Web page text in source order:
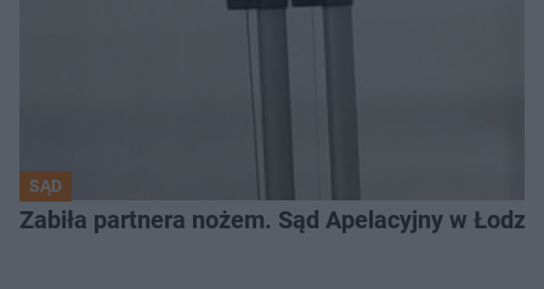
SĄD
Zabiła partnera nożem. Sąd Apelacyjny w Łodzi